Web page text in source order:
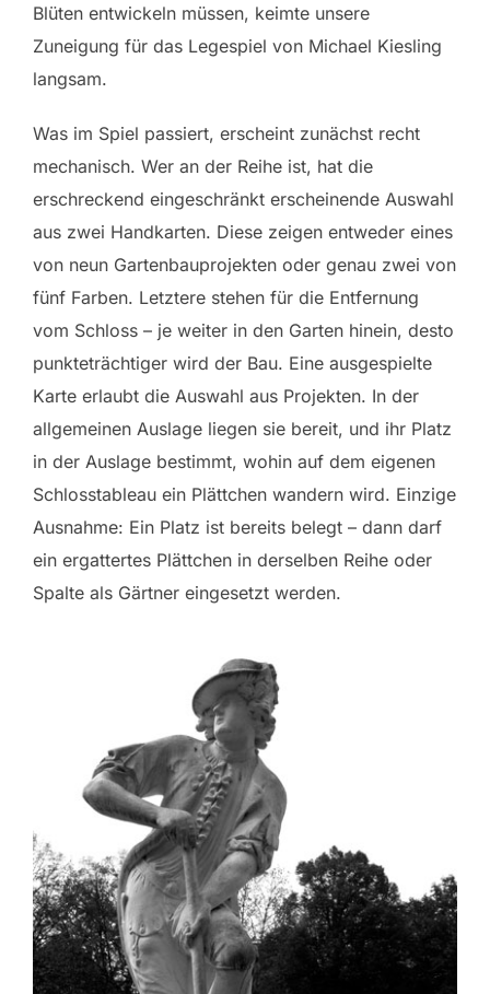
Blüten entwickeln müssen, keimte unsere
Zuneigung für das Legespiel von Michael Kiesling
langsam.
Was im Spiel passiert, erscheint zunächst recht
mechanisch. Wer an der Reihe ist, hat die
erschreckend eingeschränkt erscheinende Auswahl
aus zwei Handkarten. Diese zeigen entweder eines
von neun Gartenbauprojekten oder genau zwei von
fünf Farben. Letztere stehen für die Entfernung
vom Schloss – je weiter in den Garten hinein, desto
punkteträchtiger wird der Bau. Eine ausgespielte
Karte erlaubt die Auswahl aus Projekten. In der
allgemeinen Auslage liegen sie bereit, und ihr Platz
in der Auslage bestimmt, wohin auf dem eigenen
Schlosstableau ein Plättchen wandern wird. Einzige
Ausnahme: Ein Platz ist bereits belegt – dann darf
ein ergattertes Plättchen in derselben Reihe oder
Spalte als Gärtner eingesetzt werden.